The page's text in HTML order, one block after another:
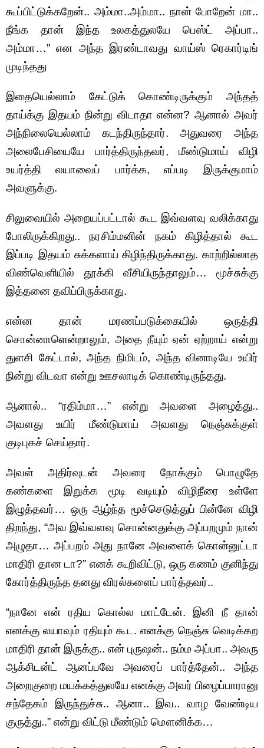
கூப்பிட்டுக்கறேன்.. அம்மா..அம்மா.. நான் போறேன் மா..
நீங்க தான் இந்த உலகத்துலயே பெஸ்ட் அப்பா..
அம்மா…” என அந்த இரண்டாவது வாய்ஸ் ரெகார்டிங்
முடிந்தது
இதையெல்லாம் கேட்டுக் கொண்டிருக்கும் அந்தத்
தாய்க்கு இதயம் நின்று விடாதா என்ன? ஆனால் அவர்
அந்நிலையெல்லாம் கடந்திருந்தார். அதுவரை அந்த
அலைபேசியையே பார்த்திருந்தவர், மீண்டுமாய் விழி
உயர்த்தி லயாவைப் பார்க்க, எப்படி இருக்குமாம்
அவளுக்கு.
சிலுவையில் அறையப்பட்டால் கூட இவ்வளவு வலிக்காது
போலிருக்கிறது.. நரசிம்மனின் நகம் கிழித்தால் கூட
இப்படி இதயம் சுக்களாய் கிழிந்திருக்காது. காற்றில்லாத
விண்வெளியில் தூக்கி வீசியிருந்தாலும்… மூச்சுக்கு
இத்தனை தவிப்பிருக்காது.
என்ன தான் மரணப்படுக்கையில் ஒருத்தி
சொன்னாளென்றாலும், அதை நீயும் ஏன் ஏற்றாய் என்று
துளசி கேட்டால், அந்த நிமிடம், அந்த வினாடியே உயிர்
நின்று விடவா என்று ஊசலாடிக் கொண்டிருந்தது.
ஆனால்.. “ரதிம்மா…” என்று அவளை அழைத்து..
அவளது உயிர் மீண்டுமாய் அவளது நெஞ்சுக்குள்
குடிபுகச் செய்தார்.
அவள் அதிர்வுடன் அவரை நோக்கும் பொழுதே
கண்களை இறுக்க மூடி வடியும் விழிநீரை உள்ளே
இழுத்தவர்… ஒரு ஆழ்ந்த மூச்செடுத்துப் பின்னே விழி
திறந்து, “அவ இவ்வளவு சொன்னதுக்கு அப்பறமும் நான்
அழுதா… அப்பறம் அது நானே அவளைக் கொன்னுட்டா
மாதிரி தான டா?” எனக் கூறிவிட்டு, ஒரு கணம் குனிந்து
கோர்த்திருந்த தனது விரல்களைப் பார்த்தவர்..
“நானே என் ரதிய கொல்ல மாட்டேன். இனி நீ தான்
எனக்கு லயாவும் ரதியும் கூட. எனக்கு நெஞ்சு வெடிக்கற
மாதிரி தான் இருக்கு.. என் புருஷன்.. நம்ம அப்பா.. அவரு
ஆக்சிடன்ட் ஆனப்பவே அவரைப் பார்த்தேன்.. அந்த
அறைகுறை மயக்கத்துலயே எனக்கு அவர் பிழைப்பாரானு
சந்தேகம் இருந்துச்சு.. ஆனா.. இவ.. வாழ வேண்டிய
குருத்து..” என்று விட்டு மீண்டும் மௌனிக்க…